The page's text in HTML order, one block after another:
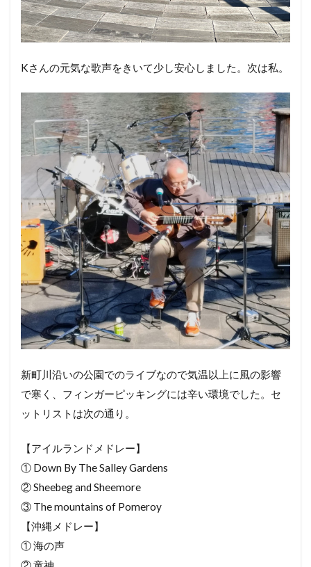
Kさんの元気な歌声をきいて少し安心しました。次は私。
新町川沿いの公園でのライブなので気温以上に風の影響
で寒く、フィンガーピッキングには辛い環境でした。セ
ットリストは次の通り。
【アイルランドメドレー】
① Down By The Salley Gardens
② Sheebeg and Sheemore
③ The mountains of Pomeroy
【沖縄メドレー】
① 海の声